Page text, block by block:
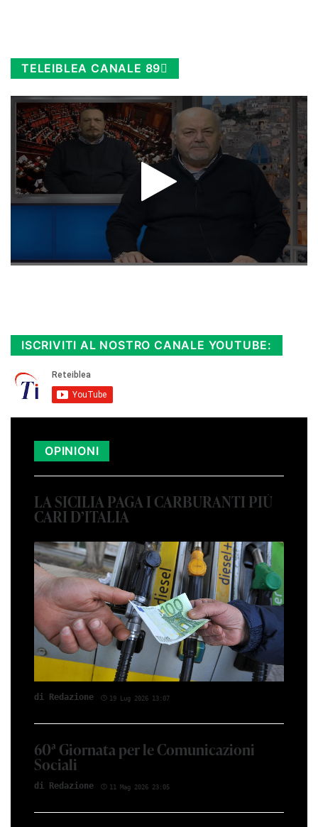
TELEIBLEA CANALE 89
ISCRIVITI AL NOSTRO CANALE YOUTUBE:
OPINIONI
LA SICILIA PAGA I CARBURANTI PIÙ
CARI D’ITALIA
di Red­azio­ne 19 Lug 2026 13:07
60ª Giornata per le Comunicazioni
Sociali
di Red­azio­ne 11 Mag 2026 23:05